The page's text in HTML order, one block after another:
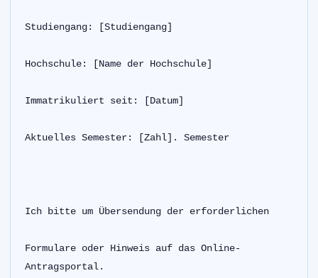
Studiengang: [Studiengang]
Hochschule: [Name der Hochschule]
Immatrikuliert seit: [Datum]
Aktuelles Semester: [Zahl]. Semester
Ich bitte um Übersendung der erforderlichen
Formulare oder Hinweis auf das Online-
Antragsportal.